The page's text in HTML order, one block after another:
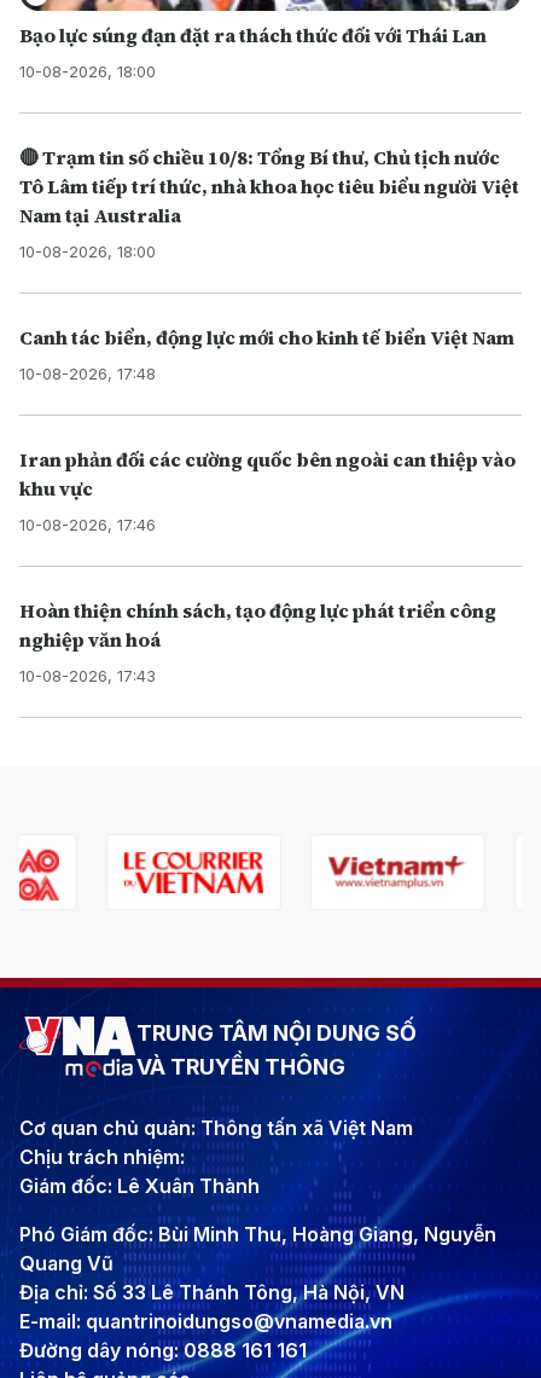
Bạo lực súng đạn đặt ra thách thức đối với Thái Lan
10-08-2026, 18:00
🔴 Trạm tin số chiều 10/8: Tổng Bí thư, Chủ tịch nước
Tô Lâm tiếp trí thức, nhà khoa học tiêu biểu người Việt
Nam tại Australia
10-08-2026, 18:00
Canh tác biển, động lực mới cho kinh tế biển Việt Nam
10-08-2026, 17:48
Iran phản đối các cường quốc bên ngoài can thiệp vào
khu vực
10-08-2026, 17:46
Hoàn thiện chính sách, tạo động lực phát triển công
nghiệp văn hoá
10-08-2026, 17:43
TRUNG TÂM NỘI DUNG SỐ
VÀ TRUYỀN THÔNG
Cơ quan chủ quản: Thông tấn xã Việt Nam
Chịu trách nhiệm:
Giám đốc: Lê Xuân Thành
Phó Giám đốc: Bùi Minh Thu, Hoàng Giang, Nguyễn
Quang Vũ
Địa chỉ: Số 33 Lê Thánh Tông, Hà Nội, VN
E-mail: quantrinoidungso@vnamedia.vn
Đường dây nóng: 0888 161 161